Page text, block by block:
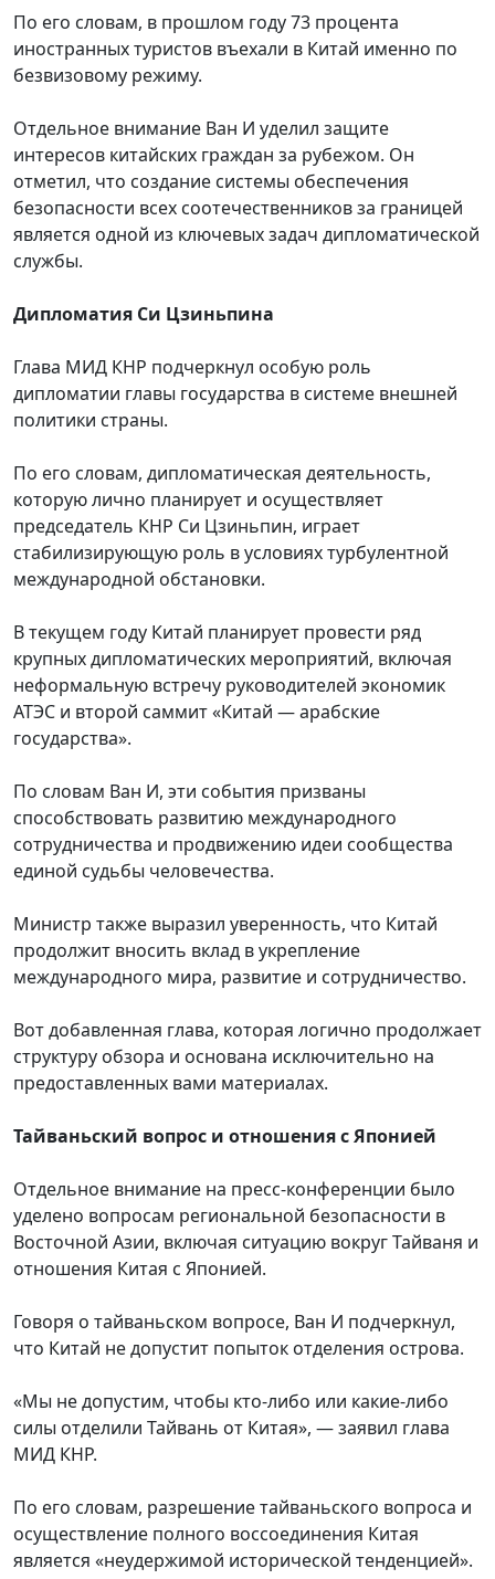
По его словам, в прошлом году 73 процента
иностранных туристов въехали в Китай именно по
безвизовому режиму.
Отдельное внимание Ван И уделил защите
интересов китайских граждан за рубежом. Он
отметил, что создание системы обеспечения
безопасности всех соотечественников за границей
является одной из ключевых задач дипломатической
службы.
Дипломатия Си Цзиньпина
Глава МИД КНР подчеркнул особую роль
дипломатии главы государства в системе внешней
политики страны.
По его словам, дипломатическая деятельность,
которую лично планирует и осуществляет
председатель КНР Си Цзиньпин, играет
стабилизирующую роль в условиях турбулентной
международной обстановки.
В текущем году Китай планирует провести ряд
крупных дипломатических мероприятий, включая
неформальную встречу руководителей экономик
АТЭС и второй саммит «Китай — арабские
государства».
По словам Ван И, эти события призваны
способствовать развитию международного
сотрудничества и продвижению идеи сообщества
единой судьбы человечества.
Министр также выразил уверенность, что Китай
продолжит вносить вклад в укрепление
международного мира, развитие и сотрудничество.
Вот добавленная глава, которая логично продолжает
структуру обзора и основана исключительно на
предоставленных вами материалах.
Тайваньский вопрос и отношения с Японией
Отдельное внимание на пресс-конференции было
уделено вопросам региональной безопасности в
Восточной Азии, включая ситуацию вокруг Тайваня и
отношения Китая с Японией.
Говоря о тайваньском вопросе, Ван И подчеркнул,
что Китай не допустит попыток отделения острова.
«Мы не допустим, чтобы кто-либо или какие-либо
силы отделили Тайвань от Китая», — заявил глава
МИД КНР.
По его словам, разрешение тайваньского вопроса и
осуществление полного воссоединения Китая
является «неудержимой исторической тенденцией».